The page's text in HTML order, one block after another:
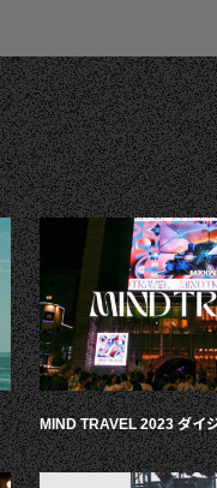
MIND TRAVEL 2023 ダイ